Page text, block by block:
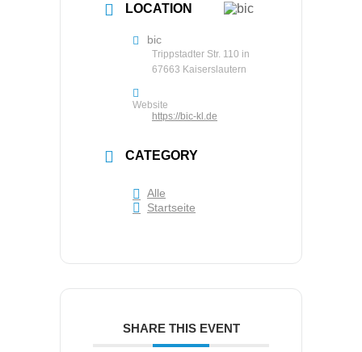
LOCATION
bic
Trippstadter Str. 110 in
67663 Kaiserslautern
Website
https://bic-kl.de
CATEGORY
Alle
Startseite
SHARE THIS EVENT